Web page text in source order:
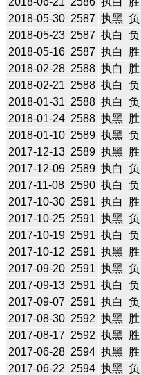
2018-05-30 2587 执黑 负
2018-05-23 2587 执白 负
2018-05-16 2587 执白 胜
2018-02-28 2588 执白 胜
2018-02-21 2588 执白 负
2018-01-31 2588 执白 负
2018-01-24 2588 执黑 胜
2018-01-10 2589 执黑 负
2017-12-13 2589 执黑 胜
2017-12-09 2589 执白 负
2017-11-08 2590 执白 负
2017-10-30 2591 执白 胜
2017-10-25 2591 执黑 负
2017-10-19 2591 执白 负
2017-10-12 2591 执黑 胜
2017-09-20 2591 执黑 负
2017-09-13 2591 执白 负
2017-09-07 2591 执白 负
2017-08-30 2592 执黑 胜
2017-08-17 2592 执黑 胜
2017-06-28 2594 执黑 胜
2017-06-22 2594 执黑 负